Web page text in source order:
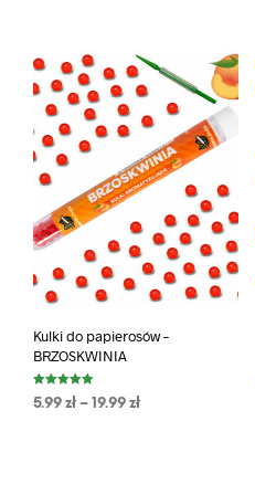
Kulki do papierosów –
BRZOSKWINIA
Oceniono
5.00
5.99 zł– 19.99 zł